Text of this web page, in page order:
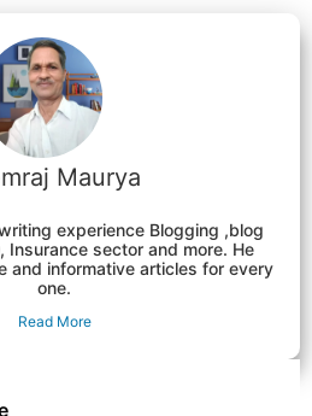
Maurya
experience Blogging ,blog
Insurance sector and more. He
and informative articles for every
one.
Read More